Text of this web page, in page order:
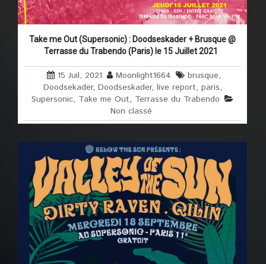
Take me Out (Supersonic) : Doodseskader + Brusque @
Terrasse du Trabendo (Paris) le 15 Juillet 2021
15 Juil, 2021 Moonlight1664 brusque,
Doodsekader, Doodseskader, live report, paris,
Supersonic, Take me Out, Terrasse du Trabendo
Non classé